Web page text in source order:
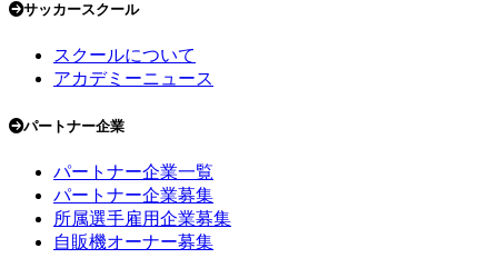
サッカースクール
スクールについて
アカデミーニュース
パートナー企業
パートナー企業一覧
パートナー企業募集
所属選手雇用企業募集
自販機オーナー募集